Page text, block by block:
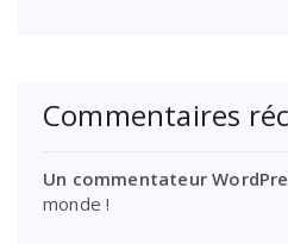
Commentaires
Un commentateur
monde !